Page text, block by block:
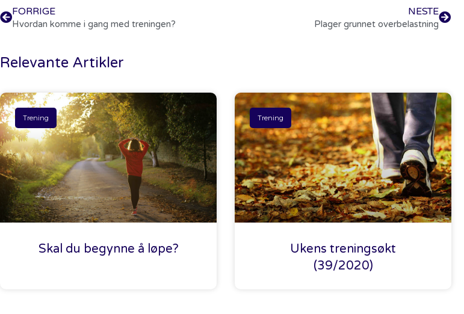
FORRIGE
Hvordan komme i gang med treningen?
NESTE
Plager grunnet overbelastning
Relevante Artikler
Trening
Skal du begynne å løpe?
Trening
Ukens treningsøkt
(39/2020)